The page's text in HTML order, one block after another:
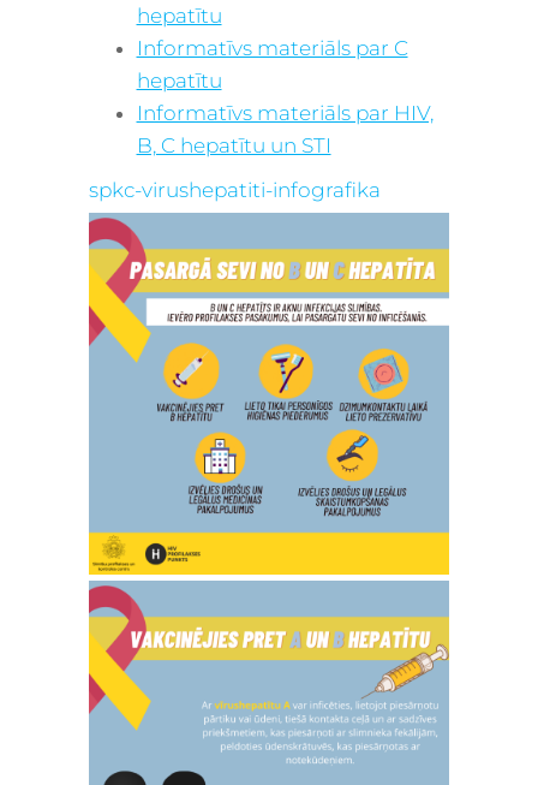
hepatītu
Informatīvs materiāls par C
hepatītu
Informatīvs materiāls par HIV,
B, C hepatītu un STI
spkc-virushepatiti-infografika